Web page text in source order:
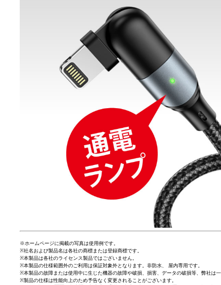
※ホームページに掲載の写真は使用例です。
※社名および製品名は各社の商標または登録商標です。
※本製品は各社のライセンス製品ではございません。
※本製品の仕様範囲外のご利用は保証対象外となります。非防水、 屋内専用です。
※本製品の故障または使用中に生じた機器の故障や破損、損害、データの破損等、弊社は
※製品の仕様は性能向上のため予告なく変更されることがございます。